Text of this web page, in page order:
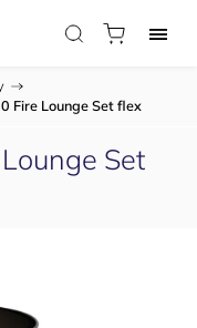
/
Fire Lounge Set flex
Set